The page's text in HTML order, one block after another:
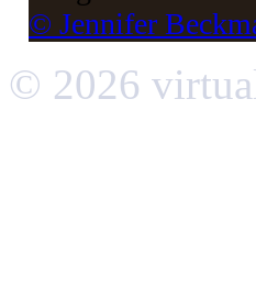
© Jennifer
© 2026